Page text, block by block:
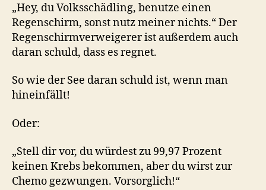
„Hey, du Volksschädling, benutze einen
Regenschirm, sonst nutz meiner nichts.“ Der
Regenschirmverweigerer ist außerdem auch
daran schuld, dass es regnet.
So wie der See daran schuld ist, wenn man
hineinfällt!
Oder:
„Stell dir vor, du würdest zu 99,97 Prozent
keinen Krebs bekommen, aber du wirst zur
Chemo gezwungen. Vorsorglich!“